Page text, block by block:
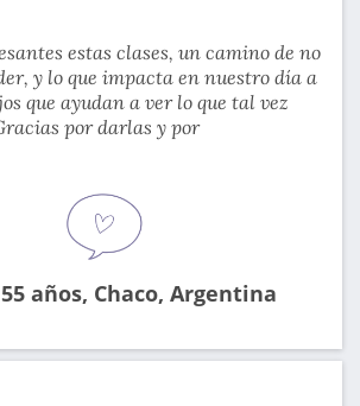
estas clases, un camino de no
y lo que impacta en nuestro día a
que ayudan a ver lo que tal vez
por darlas y por
años, Chaco, Argentina